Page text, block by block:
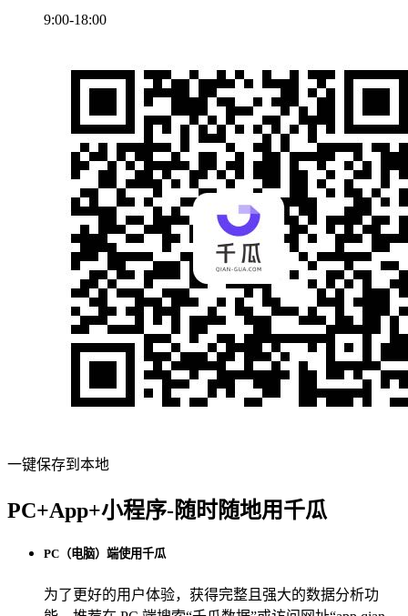
9:00-18:00
一键保存到本地
PC+App+小程序-随时随地用千瓜
PC（电脑）端使用千瓜
为了更好的用户体验，获得完整且强大的数据分析功